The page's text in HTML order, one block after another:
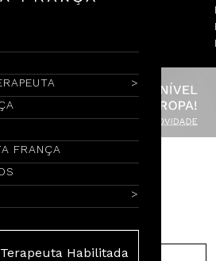
FRANÇA
Habilitada
por Nome
NA EUROPA